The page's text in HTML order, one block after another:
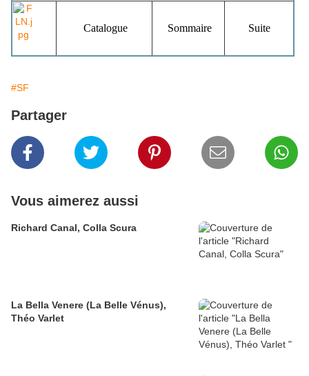
Catalogue Sommaire Suite
#SF
Partager
Vous aimerez aussi
Richard Canal, Colla Scura
La Bella Venere (La Belle Vénus),
Théo Varlet